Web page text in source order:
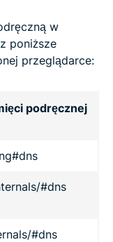
w
poniższe
przeglądarce:
podręcznej
#dns
#dns